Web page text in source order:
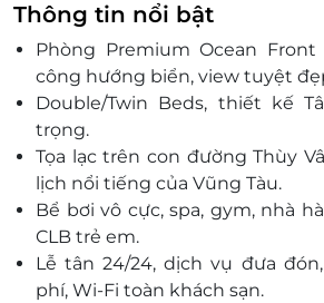
Thông tin nổi bật
Phòng Premium Ocean Front
công hướng biển, view tuyệt
Double/Twin Beds, thiết kế
trọng.
Tọa lạc trên con đường Thùy
lịch nổi tiếng của Vũng Tàu.
Bể bơi vô cực, spa, gym, nhà
CLB trẻ em.
Lễ tân 24/24, dịch vụ đưa
phí, Wi-Fi toàn khách sạn.